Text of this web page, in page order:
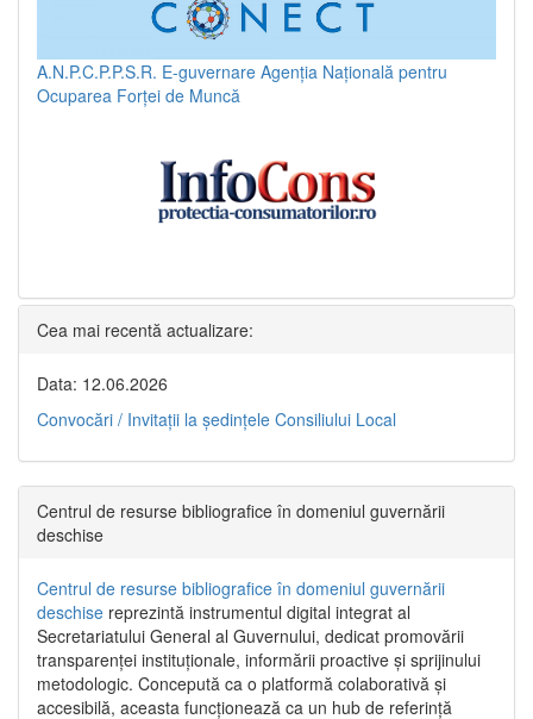
A.N.P.C.P.P.S.R. E-guvernare Agenția Națională pentru
Ocuparea Forței de Muncă
Cea mai recentă actualizare:
Data: 12.06.2026
Convocări / Invitaţii la şedinţele Consiliului Local
Centrul de resurse bibliografice în domeniul guvernării
deschise
Centrul de resurse bibliografice în domeniul guvernării
deschise reprezintă instrumentul digital integrat al
Secretariatului General al Guvernului, dedicat promovării
transparenței instituționale, informării proactive și sprijinului
metodologic. Concepută ca o platformă colaborativă și
accesibilă, aceasta funcționează ca un hub de referință